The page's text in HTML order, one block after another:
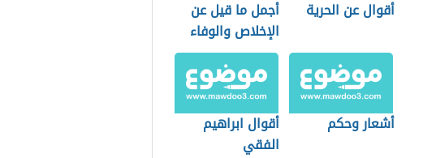
أقوال عن الحرية
أجمل ما قيل عن
الإخلاص والوفاء
أشعار وحكم
أقوال ابراهيم
الفقي